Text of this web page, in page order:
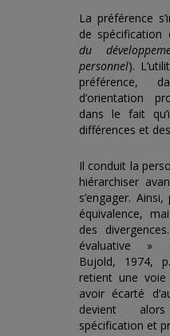
La préférence
de spécification
du
personnel).
préférence,
d’orientation
dans le fait
différences et
Il conduit la
hiérarchiser
s’engager.
équivalence,
des
évaluative »
Bujold, 1974,
retient une voie
avoir écarté
devient
spécification et